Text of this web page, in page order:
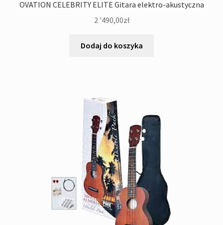
OVATION CELEBRITY ELITE Gitara elektro-akustyczna
2 '490,00zł
Dodaj do koszyka